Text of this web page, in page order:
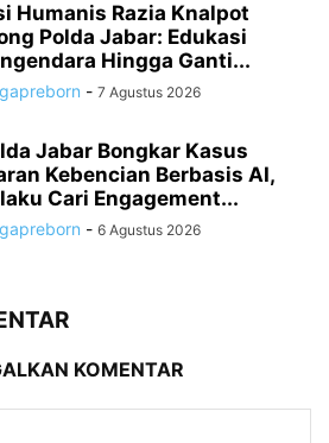
Humanis Razia Knalpot
Polda Jabar: Edukasi
Hingga Ganti...
- 7 Agustus 2026
Jabar Bongkar Kasus
Kebencian Berbasis AI,
Cari Engagement...
- 6 Agustus 2026
KOMENTAR